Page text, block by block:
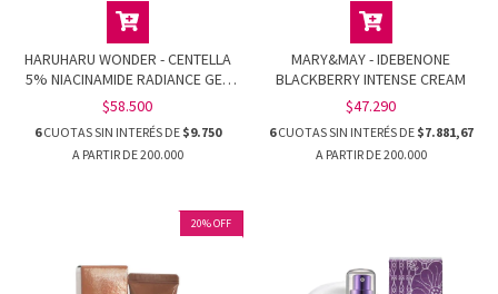
HARUHARU WONDER - CENTELLA
5% NIACINAMIDE RADIANCE GEL
CREAM
$58.500
6CUOTAS SIN INTERÉS DE $9.750
MARY&MAY - IDEBENONE
BLACKBERRY INTENSE CREAM
$47.290
6CUOTAS SIN INTERÉS DE $7.881,67
20%OFF